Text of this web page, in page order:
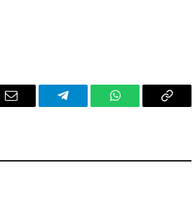
Email Telegram WhatsAppCopy